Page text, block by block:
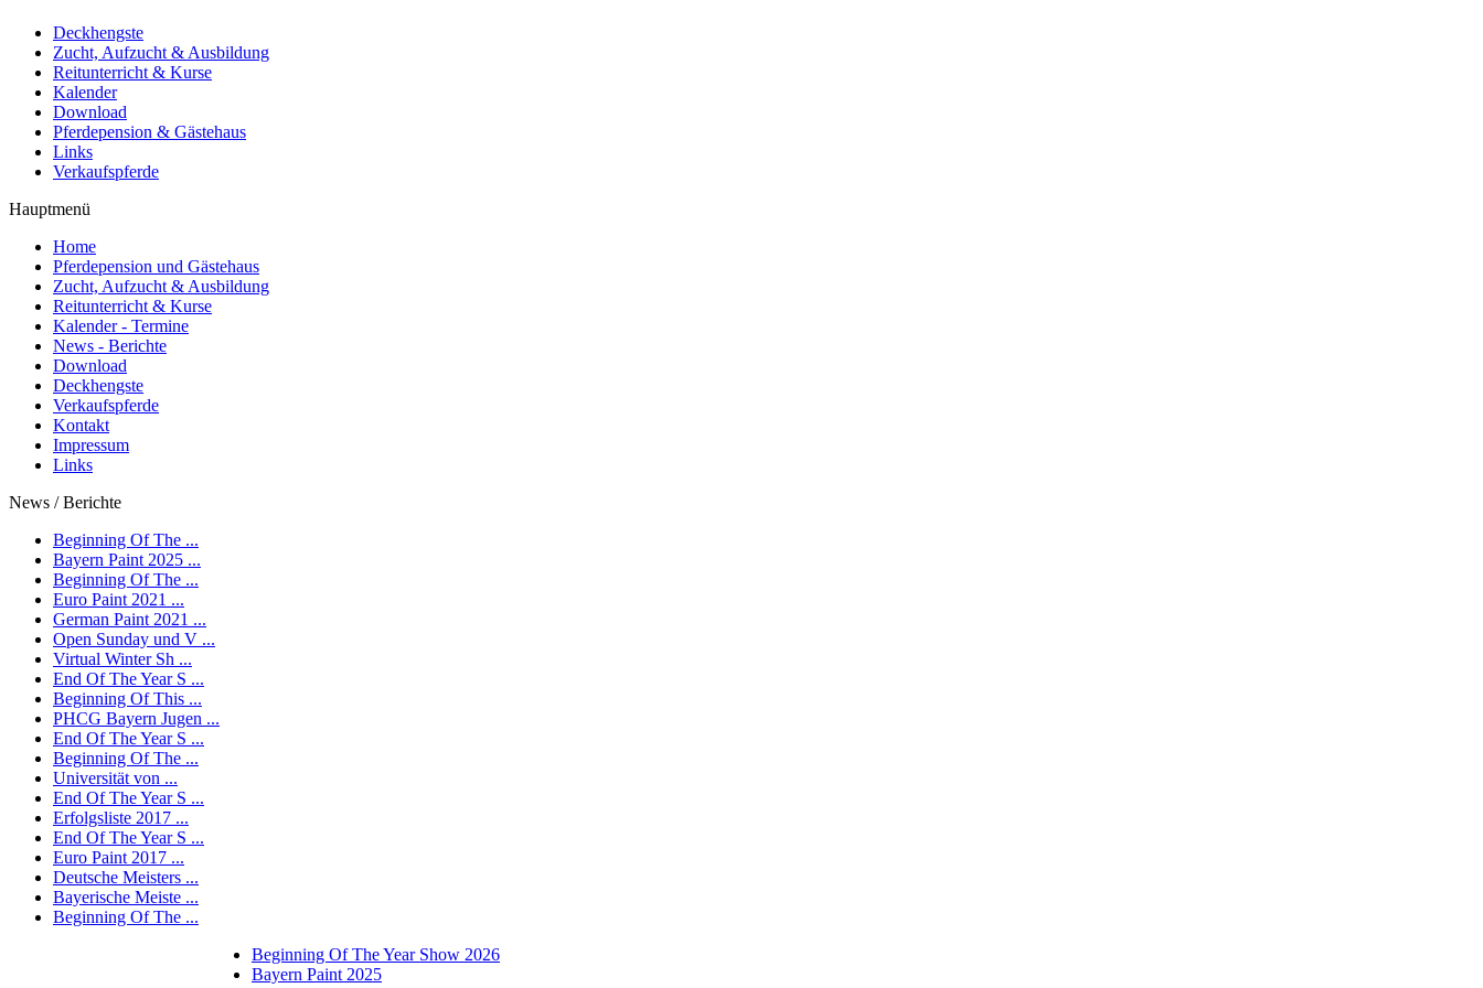
Deckhengste
Zucht, Aufzucht & Ausbildung
Reitunterricht & Kurse
Kalender
Download
Pferdepension & Gästehaus
Links
Verkaufspferde
Hauptmenü
Home
Pferdepension und Gästehaus
Zucht, Aufzucht & Ausbildung
Reitunterricht & Kurse
Kalender - Termine
News - Berichte
Download
Deckhengste
Verkaufspferde
Kontakt
Impressum
Links
News / Berichte
Beginning Of The ...
Bayern Paint 2025 ...
Beginning Of The ...
Euro Paint 2021 ...
German Paint 2021 ...
Open Sunday und V ...
Virtual Winter Sh ...
End Of The Year S ...
Beginning Of This ...
PHCG Bayern Jugen ...
End Of The Year S ...
Beginning Of The ...
Universität von ...
End Of The Year S ...
Erfolgsliste 2017 ...
End Of The Year S ...
Euro Paint 2017 ...
Deutsche Meisters ...
Bayerische Meiste ...
Beginning Of The ...
Beginning Of The Year Show 2026
Bayern Paint 2025